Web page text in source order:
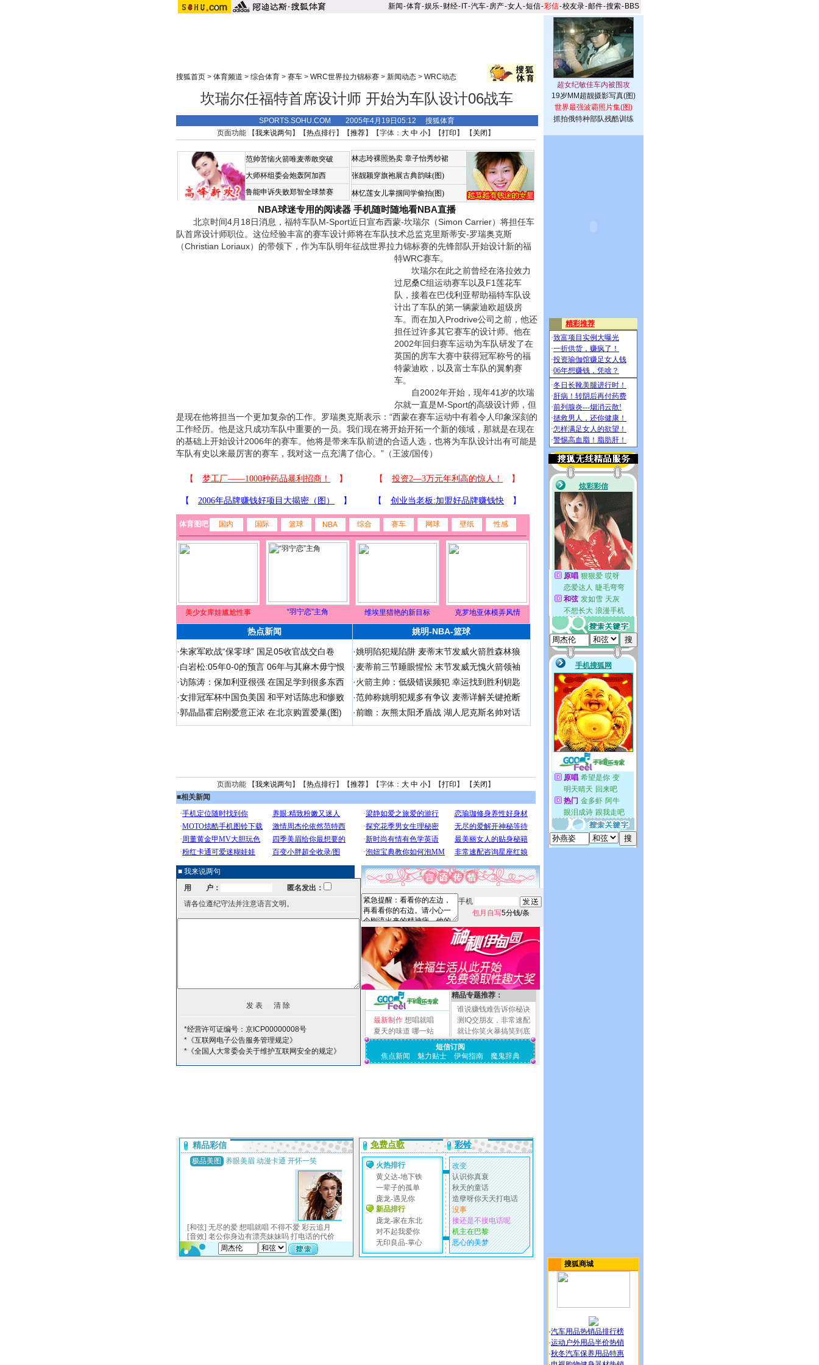
新闻-体育-娱乐-财经- IT-汽车-房产-女人 -短信-彩信-校友录-邮件-搜索- BBS
搜狐首页> 体育频道 > 综合体育> 赛车> WRC世界拉力锦标赛> 新闻动态> WRC动态
坎瑞尔任福特首席设计师 开始为车队设计06战车
SPORTS.SOHU.COM 2005年4月19日05:12 搜狐体育
页面功能 【我来说两句 】【热点排行】【推荐】【字体： 大 中 小】【打印 】 【 关闭 】
范帅苦恼火箭唯麦蒂敢突破
大师杯组委会炮轰阿加西
鲁能申诉失败郑智全球禁赛
林志玲裸照热卖 章子怡秀纱裙
张靓颖穿旗袍展古典韵味(图)
林忆莲女儿掌掴同学偷拍(图)
NBA球迷专用的阅读器 手机随时随地看NBA直播
北京时间4月18日消息，福特车队M-Sport近日宣布西蒙-坎瑞尔（Simon Carrier）将担任车
队首席设计师职位。这位经验丰富的赛车设计师将在车队技术总监克里斯蒂安-罗瑞奥克斯
（Christian Loriaux）的带领下，作为车队明年征战世界拉力锦标赛的先锋部队开始设计新的福
特WRC赛车。
坎瑞尔在此之前曾经在洛拉效力
过尼桑C组运动赛车以及F1莲花车
队，接着在巴伐利亚帮助福特车队设
计出了车队的第一辆蒙迪欧超级房
车。而在加入Prodrive公司之前，他还
担任过许多其它赛车的设计师。他在
2002年回归赛车运动为车队研发了在
英国的房车大赛中获得冠军称号的福
特蒙迪欧，以及富士车队的翼豹赛
车。
自2002年开始，现年41岁的坎瑞
尔就一直是M-Sport的高级设计师，但
是现在他将担当一个更加复杂的工作。罗瑞奥克斯表示：“西蒙在赛车运动中有着令人印象深刻的
工作经历。他是这只成功车队中重要的一员。我们现在将开始开拓一个新的领域，那就是在现在
的基础上开始设计2006年的赛车。他将是带来车队前进的合适人选，也将为车队设计出有可能是
车队有史以来最厉害的赛车，我对这一点充满了信心。”（王波/国传）
体育图吧 国内 国际 篮球 NBA 综合 赛车 网球 壁纸 性感
美少女库娃尴尬性事 “羽宁恋”主角 维埃里猎艳的新目标 克罗地亚体模弄风情
热点新闻 姚明-NBA-篮球
·朱家军欧战“保零球” 国足05收官战交白卷
·白岩松:05年0-0的预言 06年与其麻木毋宁恨
·访陈涛：保加利亚很强 在国足学到很多东西
·女排冠军杯中国负美国 和平对话陈忠和惨败
·郭晶晶霍启刚爱意正浓 在北京购置爱巢(图)
·姚明陷犯规陷阱 麦蒂末节发威火箭胜森林狼
·麦蒂前三节睡眼惺忪 末节发威无愧火箭领袖
·火箭主帅：低级错误频犯 幸运找到胜利钥匙
·范帅称姚明犯规多有争议 麦蒂详解关键抢断
·前瞻：灰熊太阳矛盾战 湖人尼克斯名帅对话
页面功能 【我来说两句 】【热点排行】【推荐】【字体： 大 中 小】【打印 】 【 关闭 】
■相关新闻
■ 我来说两句
用 户：
匿名发出：
请各位遵纪守法并注意语言文明。
*经营许可证编号：京ICP00000008号
*《互联网电子公告服务管理规定》
*《全国人大常委会关于维护互联网安全的规定》
手机
包月自写5分钱/条
最新制作 想唱就唱
夏天的味道 哪一站
精品专题推荐：
谁说赚钱难告诉你秘诀
测IQ交朋友，非常速配
就让你笑火暴搞笑到底
短信订阅
焦点新闻
魅力贴士 伊甸指南 魔鬼辞典
19岁MM超靓摄影写真(图)
世界最强波霸照片集(图)
抓拍俄特种部队残酷训练
搜狐商城
·汽车用品热销品排行榜
·运动户外用品半价热销
·秋冬汽车保养用品特惠